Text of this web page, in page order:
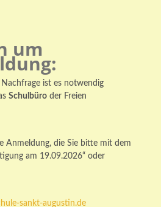
um
ist es notwendig
Schulbüroder Freien
Anmeldung, die Sie bitte mit dem
am 19.09.2026“ oder
sankt-augustin.de